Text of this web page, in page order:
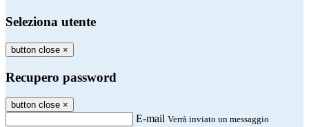
Seleziona utente
button close ×
Recupero password
button close ×
E-mail Verrà inviato un messaggio